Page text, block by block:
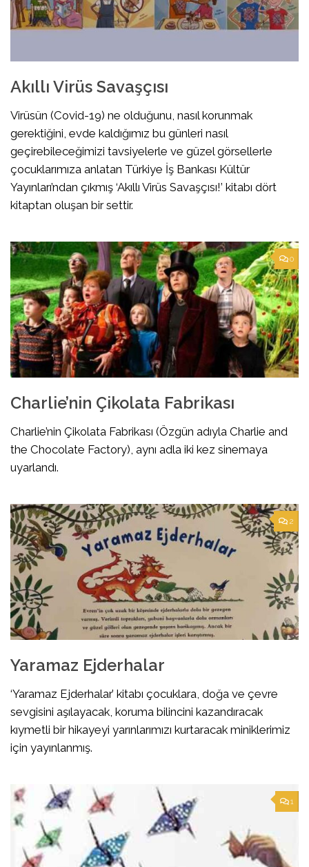
Akıllı Virüs Savaşçısı
Virüsün (Covid-19) ne olduğunu, nasıl korunmak
gerektiğini, evde kaldığımız bu günleri nasıl
geçirebileceğimizi tavsiyelerle ve güzel görsellerle
çocuklarımıza anlatan Türkiye İş Bankası Kültür
Yayınları’ndan çıkmış ‘Akıllı Virüs Savaşçısı!’ kitabı dört
kitaptan oluşan bir settir.
0
Charlie’nin Çikolata Fabrikası
Charlie’nin Çikolata Fabrikası (Özgün adıyla Charlie and
the Chocolate Factory), aynı adla iki kez sinemaya
uyarlandı.
2
Yaramaz Ejderhalar
‘Yaramaz Ejderhalar’ kitabı çocuklara, doğa ve çevre
sevgisini aşılayacak, koruma bilincini kazandıracak
kıymetli bir hikayeyi yarınlarımızı kurtaracak miniklerimiz
için yayınlanmış.
1